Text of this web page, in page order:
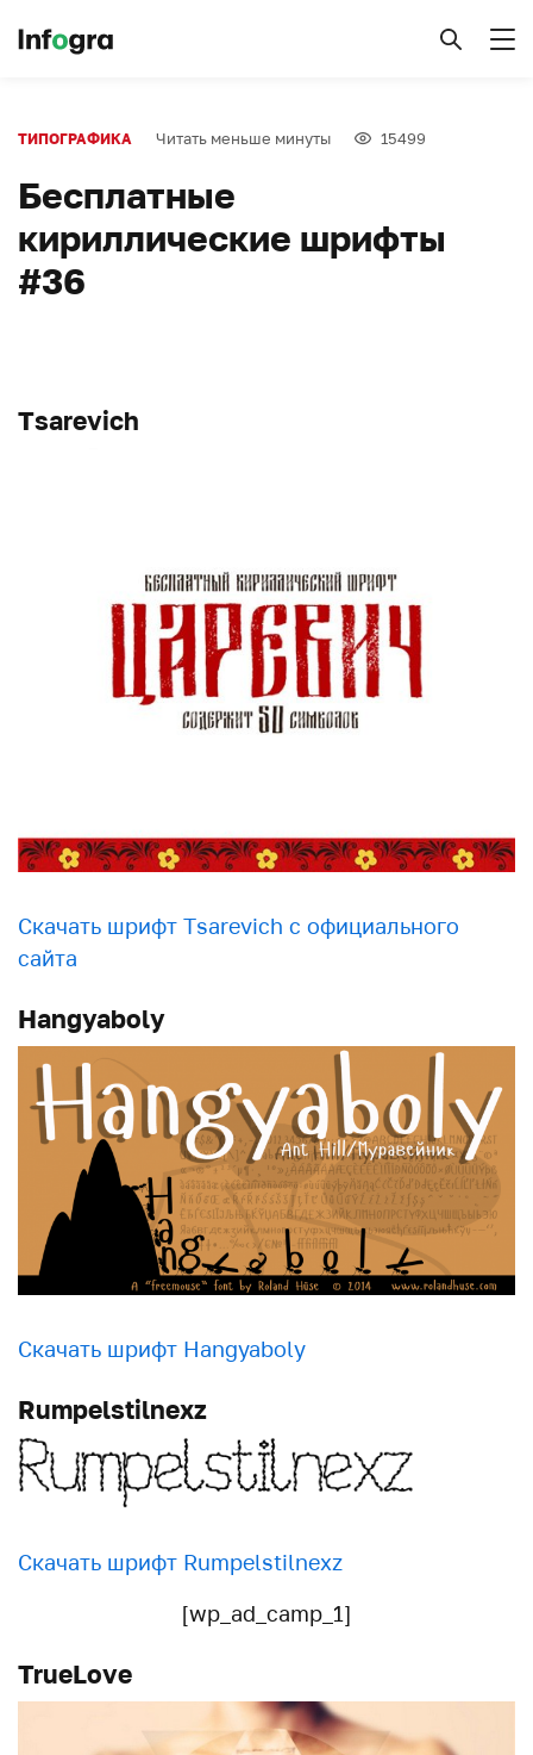
ТИПОГРАФИКА Читать меньше минуты 15499
Бесплатные
кириллические шрифты
#36
Tsarevich
Скачать шрифт Tsarevich с официального
сайта
Hangyaboly
Скачать шрифт Hangyaboly
Rumpelstilnexz
Скачать шрифт Rumpelstilnexz
[wp_ad_camp_1]
TrueLove